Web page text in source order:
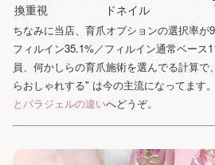
換重視
ドネイル
ちなみに当店、育爪オプションの選択率が
フィルイン35.1%／フィルイン通常ベース
員、何かしらの育爪施術を選んでる計算
らおしゃれする" は今の主流になってます
とパラジェルの違いへどうぞ。